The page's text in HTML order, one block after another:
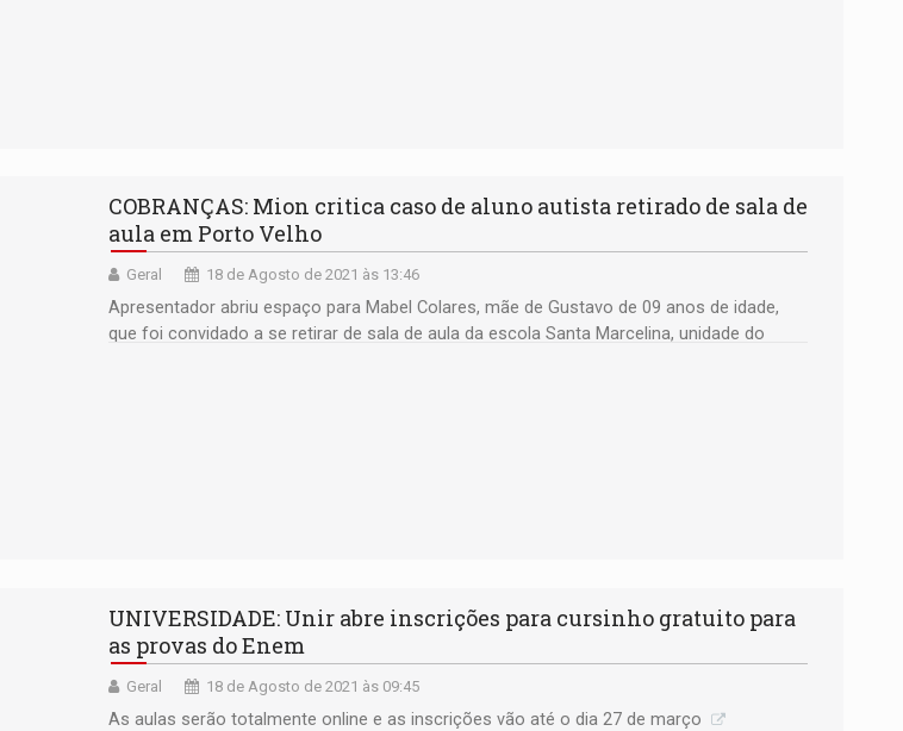
COBRANÇAS: Mion critica caso de aluno autista retirado de sala de
aula em Porto Velho
Geral 18 de Agosto de 2021 às 13:46
Apresentador abriu espaço para Mabel Colares, mãe de Gustavo de 09 anos de idade,
que foi convidado a se retirar de sala de aula da escola Santa Marcelina, unidade do
UNIVERSIDADE: Unir abre inscrições para cursinho gratuito para
as provas do Enem
Geral 18 de Agosto de 2021 às 09:45
As aulas serão totalmente online e as inscrições vão até o dia 27 de março